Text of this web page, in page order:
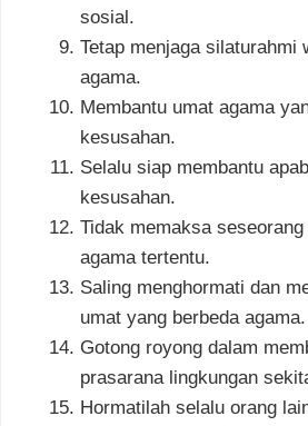
sosial.
Tetap menjaga silaturahmi
agama.
Membantu umat agama
kesusahan.
Selalu siap membantu
kesusahan.
Tidak memaksa
agama tertentu.
Saling menghormati dan
umat yang berbeda agama.
Gotong royong dalam
prasarana lingkungan
Hormatilah selalu orang